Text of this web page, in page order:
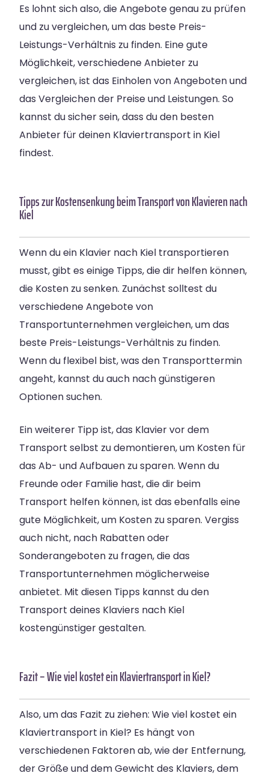
Es lohnt sich also, die Angebote genau zu prüfen
und zu vergleichen, um das beste Preis-
Leistungs-Verhältnis zu finden. Eine gute
Möglichkeit, verschiedene Anbieter zu
vergleichen, ist das Einholen von Angeboten und
das Vergleichen der Preise und Leistungen. So
kannst du sicher sein, dass du den besten
Anbieter für deinen Klaviertransport in Kiel
findest.
Tipps zur Kostensenkung beim Transport von Klavieren nach
Kiel
Wenn du ein Klavier nach Kiel transportieren
musst, gibt es einige Tipps, die dir helfen können,
die Kosten zu senken. Zunächst solltest du
verschiedene Angebote von
Transportunternehmen vergleichen, um das
beste Preis-Leistungs-Verhältnis zu finden.
Wenn du flexibel bist, was den Transporttermin
angeht, kannst du auch nach günstigeren
Optionen suchen.
Ein weiterer Tipp ist, das Klavier vor dem
Transport selbst zu demontieren, um Kosten für
das Ab- und Aufbauen zu sparen. Wenn du
Freunde oder Familie hast, die dir beim
Transport helfen können, ist das ebenfalls eine
gute Möglichkeit, um Kosten zu sparen. Vergiss
auch nicht, nach Rabatten oder
Sonderangeboten zu fragen, die das
Transportunternehmen möglicherweise
anbietet. Mit diesen Tipps kannst du den
Transport deines Klaviers nach Kiel
kostengünstiger gestalten.
Fazit – Wie viel kostet ein Klaviertransport in Kiel?
Also, um das Fazit zu ziehen: Wie viel kostet ein
Klaviertransport in Kiel? Es hängt von
verschiedenen Faktoren ab, wie der Entfernung,
der Größe und dem Gewicht des Klaviers, dem